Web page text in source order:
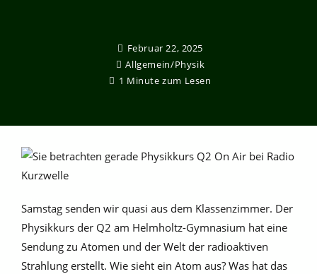
Februar 22, 2025
Allgemein/Physik
1 Minute zum Lesen
Samstag senden wir quasi aus dem Klassenzimmer. Der
Physikkurs der Q2 am Helmholtz-Gymnasium hat eine
Sendung zu Atomen und der Welt der radioaktiven
Strahlung erstellt. Wie sieht ein Atom aus? Was hat das